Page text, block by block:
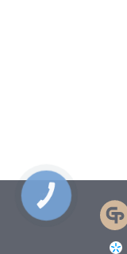
КНОПКА
СВЯЗИ